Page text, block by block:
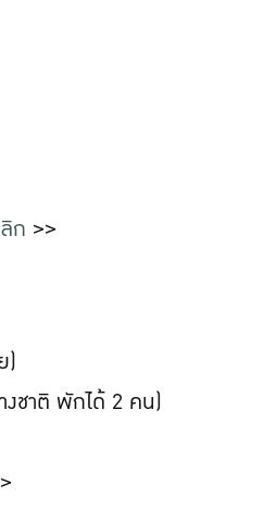
ก >>
)
ชาติ พักได้ 2 คน)